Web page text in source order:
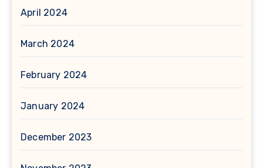
April 2024
March 2024
February 2024
January 2024
December 2023